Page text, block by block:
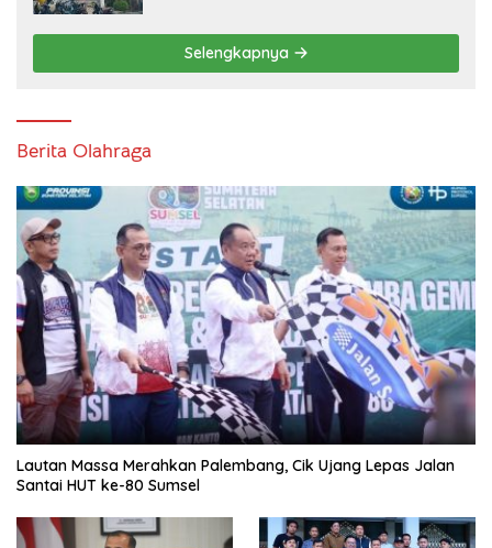
Selengkapnya
Berita Olahraga
Lautan Massa Merahkan Palembang, Cik Ujang Lepas Jalan
Santai HUT ke-80 Sumsel